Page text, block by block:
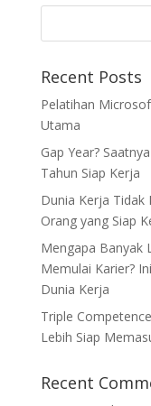
Recent Posts
Pelatihan
Utama
Gap Year?
Tahun Siap Kerja
Dunia Kerja Tidak
Orang yang Siap
Mengapa Banyak
Memulai Karier?
Dunia Kerja
Triple
Lebih Siap
Recent